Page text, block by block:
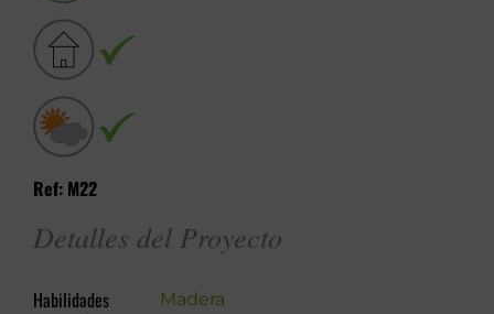
Ref: M22
Detalles del Proyecto
Habilidades
Madera